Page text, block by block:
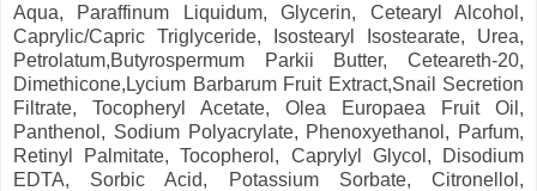
Aqua, Paraffinum Liquidum, Glycerin, Cetearyl Alcohol,
Caprylic/Capric Triglyceride, Isostearyl Isostearate, Urea,
Petrolatum,Butyrospermum Parkii Butter, Ceteareth-20,
Dimethicone,Lycium Barbarum Fruit Extract,Snail Secretion
Filtrate, Tocopheryl Acetate, Olea Europaea Fruit Oil,
Panthenol, Sodium Polyacrylate, Phenoxyethanol, Parfum,
Retinyl Palmitate, Tocopherol, Caprylyl Glycol, Disodium
EDTA, Sorbic Acid, Potassium Sorbate, Citronellol,